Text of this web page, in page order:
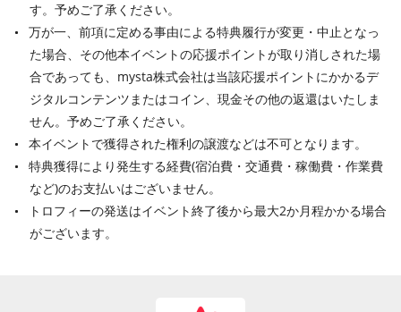
す。予めご了承ください。
万が一、前項に定める事由による特典履行が変更・中止となっ
た場合、その他本イベントの応援ポイントが取り消しされた場
合であっても、mysta株式会社は当該応援ポイントにかかるデ
ジタルコンテンツまたはコイン、現金その他の返還はいたしま
せん。予めご了承ください。
本イベントで獲得された権利の譲渡などは不可となります。
特典獲得により発生する経費(宿泊費・交通費・稼働費・作業費
など)のお支払いはございません。
トロフィーの発送はイベント終了後から最大2か月程かかる場合
がございます。